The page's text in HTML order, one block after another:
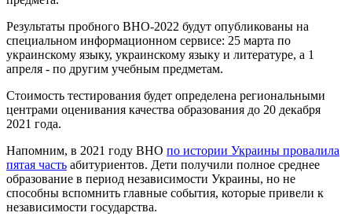
Результаты пробного ВНО-2022 будут опубликованы на
специальном информационном сервисе: 25 марта по
украинскому языку, украинскому языку и литературе, а 1
апреля - по другим учебным предметам.
Стоимость тестирования будет определена региональными
центрами оценивания качества образования до 20 декабря
2021 года.
Напомним, в 2021 году ВНО по истории Украины провалила
пятая часть абитуриентов. Дети получили полное среднее
образование в период независимости Украины, но не
способны вспомнить главные события, которые привели к
независимости государства.